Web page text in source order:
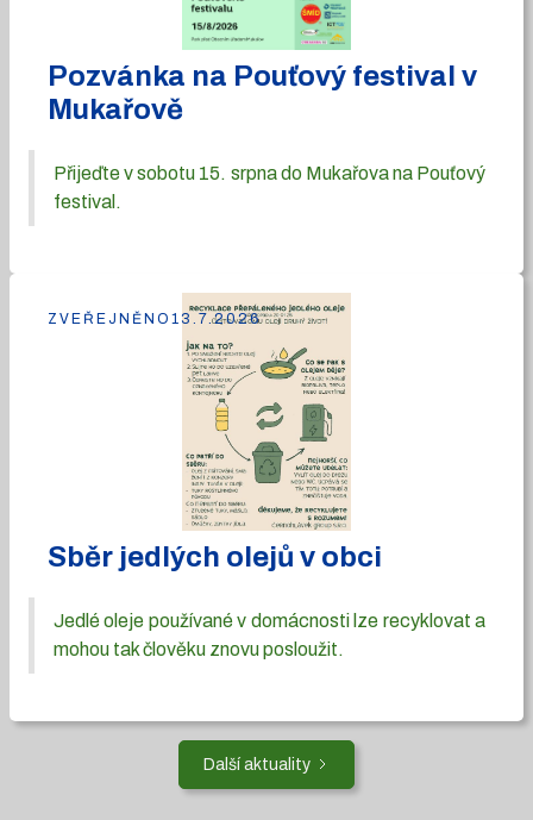
Pozvánka na Pouťový festival v
Mukařově
Přijeďte v sobotu 15. srpna do Mukařova na Pouťový
festival.
Sběr jedlých olejů v obci
Jedlé oleje používané v domácnosti lze recyklovat a
mohou tak člověku znovu posloužit.
ZVEŘEJNĚNO 13.7.2026
Další aktuality